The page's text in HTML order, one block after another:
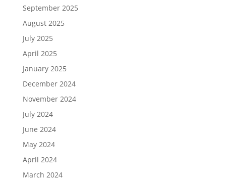
September 2025
August 2025
July 2025
April 2025
January 2025
December 2024
November 2024
July 2024
June 2024
May 2024
April 2024
March 2024